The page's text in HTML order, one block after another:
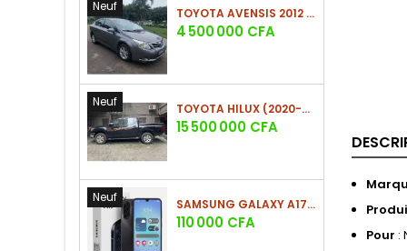
Neuf TOYOTA AVENSIS 2012 (PHASE 2)
Prix
4 500 000 CFA
Neuf TOYOTA HILUX (2020-2021)
Prix
15 500 000 CFA
Neuf SAMSUNG GALAXY A17 (4GO/128GO)
Prix
110 000 CFA
Pour :